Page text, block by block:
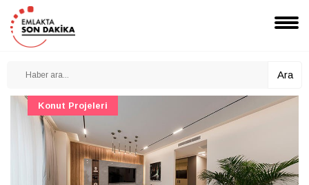
Ara
Konut Projeleri